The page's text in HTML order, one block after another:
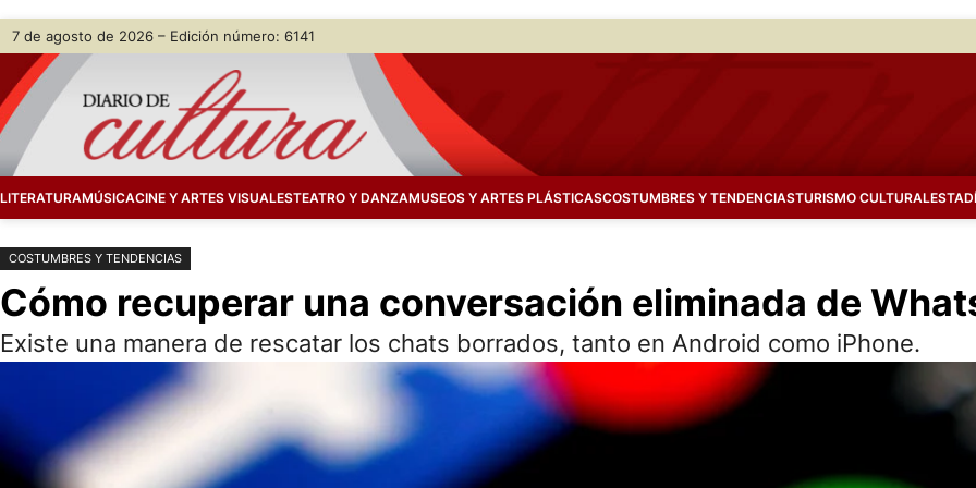
Saltar
contenido
Skip
content
7 de agosto de 2026 – Edición número: 6141
LITERATURAMÚSICACINE Y ARTES VISUALESTEATRO Y DANZAMUSEOS Y ARTES PLÁSTICASCOSTUMBRES Y TENDENCIASTURISMO CULTURAL
COSTUMBRES Y TENDENCIAS
Cómo recuperar una conversación eliminada de
Existe una manera de rescatar los chats borrados, tanto en Android como iPhone.